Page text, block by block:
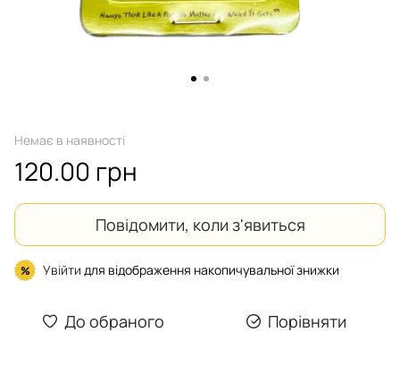
Немає в наявності
120.00 грн
Повідомити, коли з'явиться
% Увійти для відображення накопичувальної знижки
До обраного Порівняти